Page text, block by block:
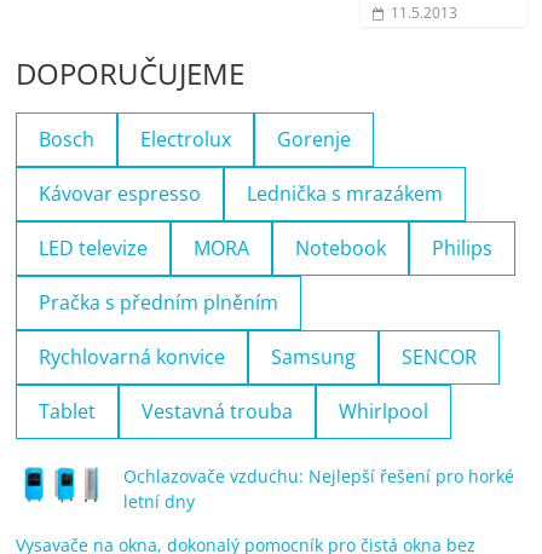
11.5.2013
DOPORUČUJEME
Bosch Electrolux Gorenje
Kávovar espresso Lednička s mrazákem
LED televize MORA Notebook Philips
Pračka s předním plněním
Rychlovarná konvice Samsung SENCOR
Tablet Vestavná trouba Whirlpool
Ochlazovače vzduchu: Nejlepší řešení pro horké
letní dny
Vysavače na okna, dokonalý pomocník pro čistá okna bez